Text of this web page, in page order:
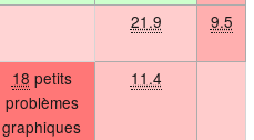
21.9 9.5
18 petits
problèmes
graphiques
11.4